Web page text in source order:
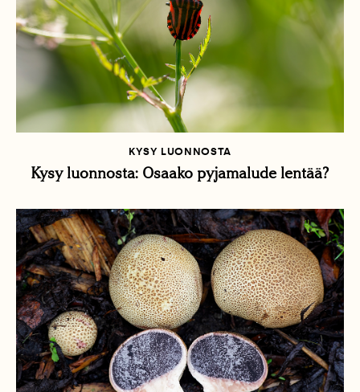
KYSY LUONNOSTA
Kysy luonnosta: Osaako pyjamalude lentää?